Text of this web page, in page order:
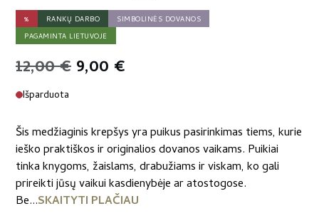
% RANKŲ DARBO
SIMBOLINĖS DOVANOS
PAGAMINTA LIETUVOJE
12,00€ Original
was:
12,00 €.
9,00 €
9,00 €.
Išparduota
Šis medžiaginis krepšys yra puikus pasirinkimas tiems, kurie
ieško praktiškos ir originalios dovanos vaikams. Puikiai
tinka knygoms, žaislams, drabužiams ir viskam, ko gali
prireikti jūsų vaikui kasdienybėje ar atostogose.
Be...SKAITYTI PLAČIAU